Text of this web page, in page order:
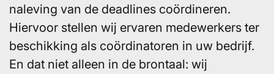
naleving van de deadlines coördineren.
Hiervoor stellen wij ervaren medewerkers ter
beschikking als coördinatoren in uw bedrijf.
En dat niet alleen in de brontaal: wij